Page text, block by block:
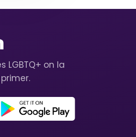
LGBTQ+ on la